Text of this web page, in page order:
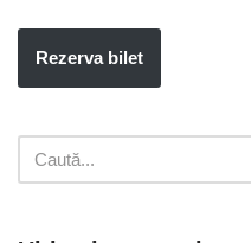
Rezerva bilet